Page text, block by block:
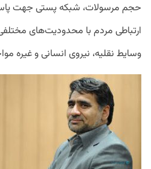
حجم مرسولات، شبکه پستی جهت
ارتباطی مردم با محدودیت‌های
وسایط نقلیه، نیروی انسانی و غیره